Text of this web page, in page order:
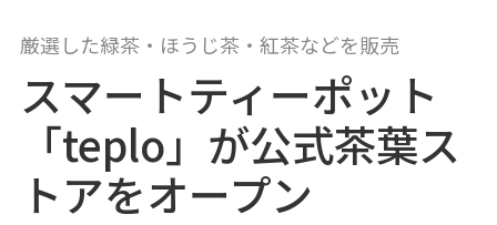
厳選した緑茶・ほうじ茶・紅茶などを販売
スマートティーポット
「teplo」が公式茶葉ス
トアをオープン